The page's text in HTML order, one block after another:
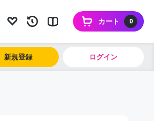
0
カート
新規登録 ログイン